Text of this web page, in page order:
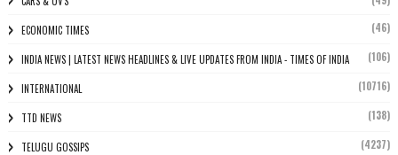
ECONOMIC TIMES (46)
INDIA NEWS | LATEST NEWS HEADLINES & LIVE UPDATES FROM INDIA - TIMES OF INDIA (106)
INTERNATIONAL (10716)
TTD NEWS (138)
TELUGU GOSSIPS (4237)